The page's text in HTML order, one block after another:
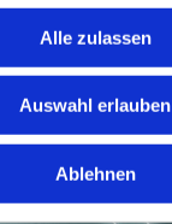
Alle zulassen
Auswahl erlauben
Ablehnen